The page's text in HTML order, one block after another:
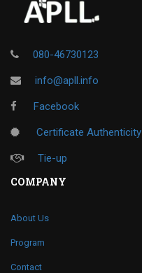
080-46730123
info@apll.info
Facebook
Certificate Authenticity
Tie-up
COMPANY
About Us
Program
Contact